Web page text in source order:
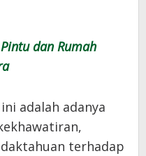
dan Rumah
adalah adanya
terhadap